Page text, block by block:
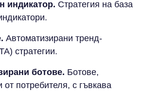
индикатор. Стратегия на база
Автоматизирани тренд-
стратегии.
ботове. Ботове,
потребителя, с гъвкава